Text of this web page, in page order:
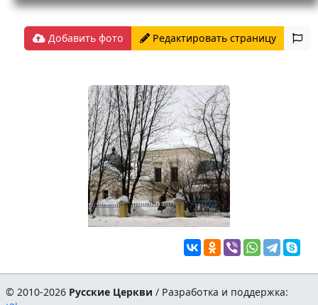
Добавить фото Редактировать страницу
© 2010-2026 Русские Церкви / Разработка и поддержка: